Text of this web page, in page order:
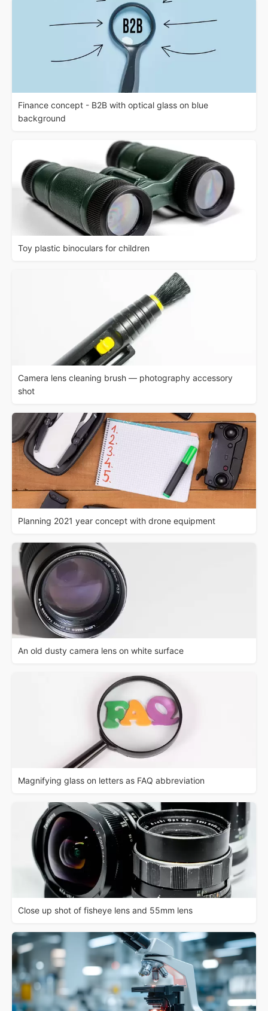
Finance concept - B2B with optical glass on blue
background
Toy plastic binoculars for children
Camera lens cleaning brush — photography accessory
shot
Planning 2021 year concept with drone equipment
An old dusty camera lens on white surface
Magnifying glass on letters as FAQ abbreviation
Close up shot of fisheye lens and 55mm lens